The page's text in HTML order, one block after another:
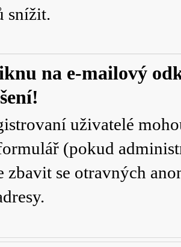
snížit.
na e-mailový
uživatelé
(pokud
zbavit se otravných